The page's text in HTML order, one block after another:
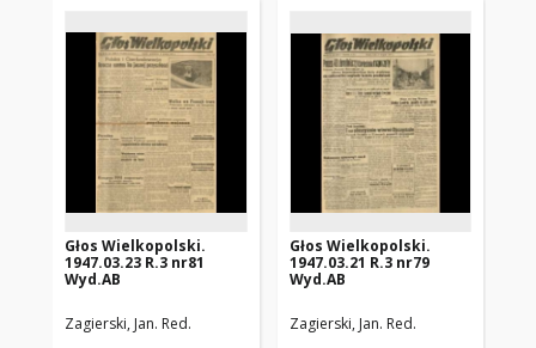
Głos Wielkopolski.
1947.03.23 R.3 nr81
Wyd.AB
Zagierski, Jan. Red.
Głos Wielkopolski.
1947.03.21 R.3 nr79
Wyd.AB
Zagierski, Jan. Red.